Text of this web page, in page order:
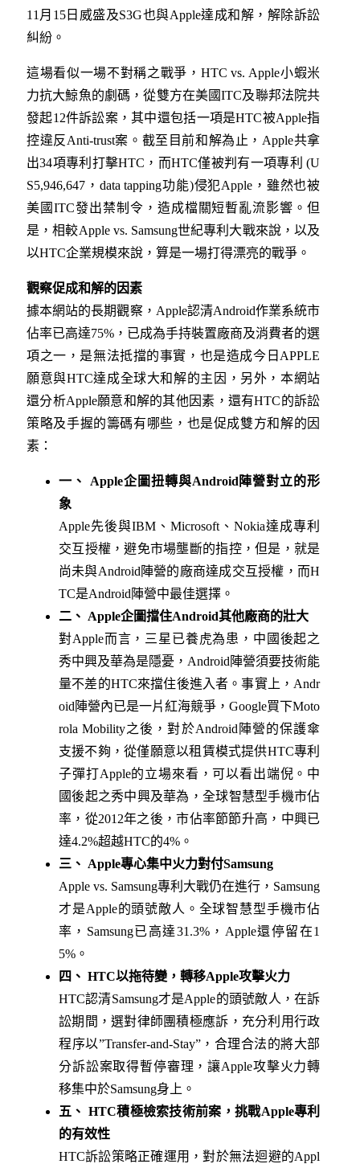
11月15日威盛及S3G也與Apple達成和解，解除訴訟
糾紛。
這場看似一場不對稱之戰爭，HTC vs. Apple小蝦米
力抗大鯨魚的劇碼，從雙方在美國ITC及聯邦法院共
發起12件訴訟案，其中還包括一項是HTC被Apple指
控違反Anti-trust案。截至目前和解為止，Apple共拿
出34項專利打擊HTC，而HTC僅被判有一項專利 (U
S5,946,647，data tapping功能)侵犯Apple，雖然也被
美國ITC發出禁制令，造成檔關短暫亂流影響。但
是，相較Apple vs. Samsung世紀專利大戰來說，以及
以HTC企業規模來說，算是一場打得漂亮的戰爭。
觀察促成和解的因素
據本網站的長期觀察，Apple認清Android作業系統市
佔率已高達75%，已成為手持裝置廠商及消費者的選
項之一，是無法抵擋的事實，也是造成今日APPLE
願意與HTC達成全球大和解的主因，另外，本網站
還分析Apple願意和解的其他因素，還有HTC的訴訟
策略及手握的籌碼有哪些，也是促成雙方和解的因
素：
一、 Apple企圖扭轉與Android陣營對立的形
象
Apple先後與IBM、Microsoft、Nokia達成專利
交互授權，避免市場壟斷的指控，但是，就是
尚未與Android陣營的廠商達成交互授權，而H
TC是Android陣營中最佳選擇。
二、 Apple企圖擋住Android其他廠商的壯大
對Apple而言，三星已養虎為患，中國後起之
秀中興及華為是隱憂，Android陣營須要技術能
量不差的HTC來擋住後進入者。事實上，Andr
oid陣營內已是一片紅海競爭，Google買下Moto
rola Mobility之後，對於Android陣營的保護傘
支援不夠，從僅願意以租賃模式提供HTC專利
子彈打Apple的立場來看，可以看出端倪。中
國後起之秀中興及華為，全球智慧型手機市佔
率，從2012年之後，市佔率節節升高，中興已
達4.2%超越HTC的4%。
三、 Apple專心集中火力對付Samsung
Apple vs. Samsung專利大戰仍在進行，Samsung
才是Apple的頭號敵人。全球智慧型手機市佔
率，Samsung已高達31.3%，Apple還停留在1
5%。
四、 HTC以拖待變，轉移Apple攻擊火力
HTC認清Samsung才是Apple的頭號敵人，在訴
訟期間，選對律師團積極應訴，充分利用行政
程序以”Transfer-and-Stay”，合理合法的將大部
分訴訟案取得暫停審理，讓Apple攻擊火力轉
移集中於Samsung身上。
五、 HTC積極檢索技術前案，挑戰Apple專利
的有效性
HTC訴訟策略正確運用，對於無法迴避的Appl